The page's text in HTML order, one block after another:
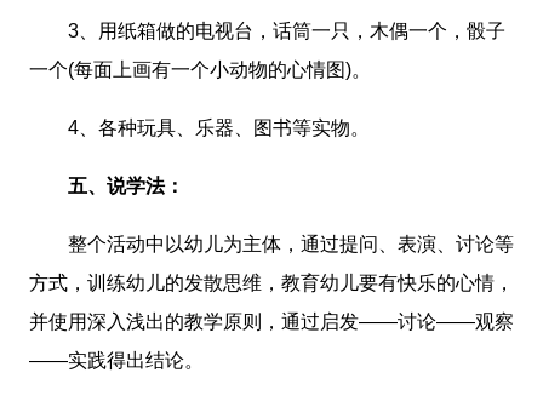
3、用纸箱做的电视台，话筒一只，木偶一个，骰子
一个(每面上画有一个小动物的心情图)。
4、各种玩具、乐器、图书等实物。
五、说学法：
整个活动中以幼儿为主体，通过提问、表演、讨论等
方式，训练幼儿的发散思维，教育幼儿要有快乐的心情，
并使用深入浅出的教学原则，通过启发——讨论——观察
——实践得出结论。